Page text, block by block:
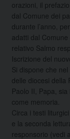
orazioni, il
dal Comune dei
durante l’anno,
adatti dal
relativo Salmo
Iscrizione del
Si dispone che
delle diocesi della
Paolo II, Papa,
come memoria.
Circa i testi
e la seconda
responsorio (vedi